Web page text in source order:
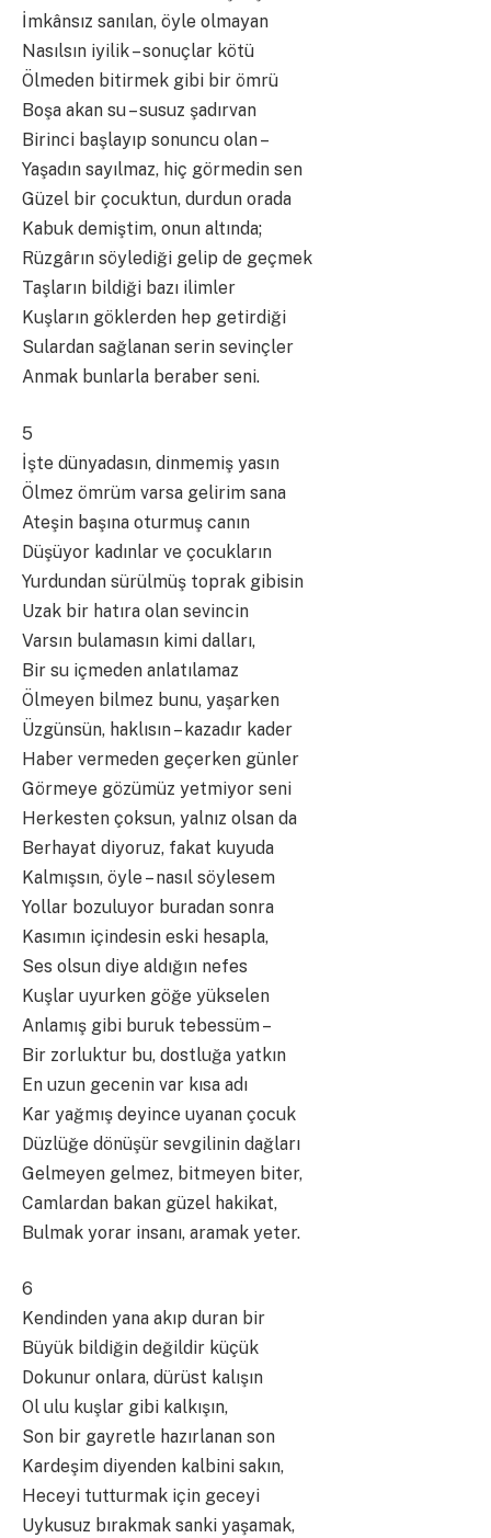
İmkânsız sanılan, öyle olmayan
Nasılsın iyilik – sonuçlar kötü
Ölmeden bitirmek gibi bir ömrü
Boşa akan su – susuz şadırvan
Birinci başlayıp sonuncu olan –
Yaşadın sayılmaz, hiç görmedin sen
Güzel bir çocuktun, durdun orada
Kabuk demiştim, onun altında;
Rüzgârın söylediği gelip de geçmek
Taşların bildiği bazı ilimler
Kuşların göklerden hep getirdiği
Sulardan sağlanan serin sevinçler
Anmak bunlarla beraber seni.
5
İşte dünyadasın, dinmemiş yasın
Ölmez ömrüm varsa gelirim sana
Ateşin başına oturmuş canın
Düşüyor kadınlar ve çocukların
Yurdundan sürülmüş toprak gibisin
Uzak bir hatıra olan sevincin
Varsın bulamasın kimi dalları,
Bir su içmeden anlatılamaz
Ölmeyen bilmez bunu, yaşarken
Üzgünsün, haklısın – kazadır kader
Haber vermeden geçerken günler
Görmeye gözümüz yetmiyor seni
Herkesten çoksun, yalnız olsan da
Berhayat diyoruz, fakat kuyuda
Kalmışsın, öyle – nasıl söylesem
Yollar bozuluyor buradan sonra
Kasımın içindesin eski hesapla,
Ses olsun diye aldığın nefes
Kuşlar uyurken göğe yükselen
Anlamış gibi buruk tebessüm –
Bir zorluktur bu, dostluğa yatkın
En uzun gecenin var kısa adı
Kar yağmış deyince uyanan çocuk
Düzlüğe dönüşür sevgilinin dağları
Gelmeyen gelmez, bitmeyen biter,
Camlardan bakan güzel hakikat,
Bulmak yorar insanı, aramak yeter.
6
Kendinden yana akıp duran bir
Büyük bildiğin değildir küçük
Dokunur onlara, dürüst kalışın
Ol ulu kuşlar gibi kalkışın,
Son bir gayretle hazırlanan son
Kardeşim diyenden kalbini sakın,
Heceyi tutturmak için geceyi
Uykusuz bırakmak sanki yaşamak,